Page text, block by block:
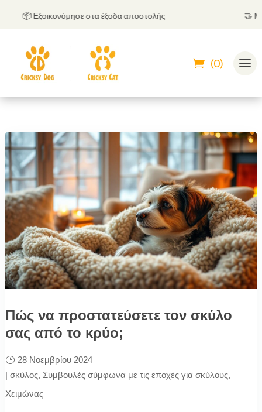
📦 Εξοικονόμησε στα έξοδα αποστολής
(0)
Πώς να προστατεύσετε τον σκύλο
σας από το κρύο;
28 Νοεμβρίου 2024
| σκύλος, Συμβουλές σύμφωνα με τις εποχές για σκύλους,
Χειμώνας